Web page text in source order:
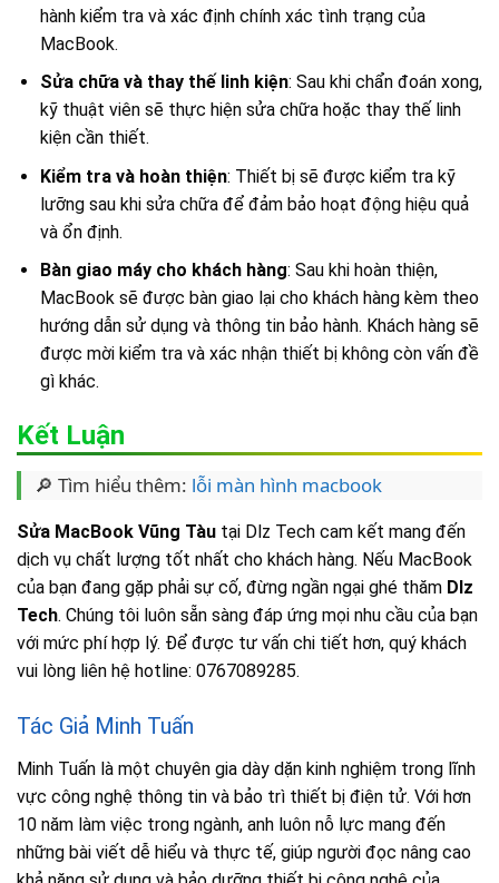
hành kiểm tra và xác định chính xác tình trạng của
MacBook.
Sửa chữa và thay thế linh kiện: Sau khi chẩn đoán xong,
kỹ thuật viên sẽ thực hiện sửa chữa hoặc thay thế linh
kiện cần thiết.
Kiểm tra và hoàn thiện: Thiết bị sẽ được kiểm tra kỹ
lưỡng sau khi sửa chữa để đảm bảo hoạt động hiệu quả
và ổn định.
Bàn giao máy cho khách hàng: Sau khi hoàn thiện,
MacBook sẽ được bàn giao lại cho khách hàng kèm theo
hướng dẫn sử dụng và thông tin bảo hành. Khách hàng sẽ
được mời kiểm tra và xác nhận thiết bị không còn vấn đề
gì khác.
Kết Luận
🔎 Tìm hiểu thêm: lỗi màn hình macbook
Sửa MacBook Vũng Tàu tại Dlz Tech cam kết mang đến
dịch vụ chất lượng tốt nhất cho khách hàng. Nếu MacBook
của bạn đang gặp phải sự cố, đừng ngần ngại ghé thăm Dlz
Tech. Chúng tôi luôn sẵn sàng đáp ứng mọi nhu cầu của bạn
với mức phí hợp lý. Để được tư vấn chi tiết hơn, quý khách
vui lòng liên hệ hotline: 0767089285.
Tác Giả Minh Tuấn
Minh Tuấn là một chuyên gia dày dặn kinh nghiệm trong lĩnh
vực công nghệ thông tin và bảo trì thiết bị điện tử. Với hơn
10 năm làm việc trong ngành, anh luôn nỗ lực mang đến
những bài viết dễ hiểu và thực tế, giúp người đọc nâng cao